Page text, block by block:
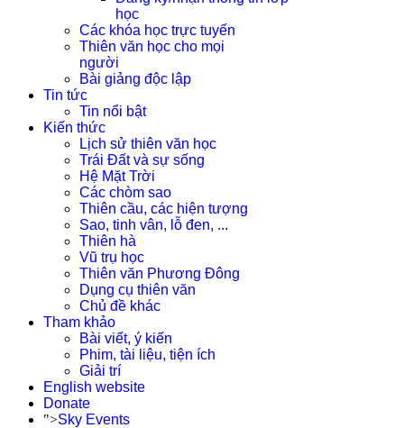
học
Các khóa học trực tuyến
Thiên văn học cho mọi
người
Bài giảng độc lập
Tin tức
Tin nổi bật
Kiến thức
Lịch sử thiên văn học
Trái Đất và sự sống
Hệ Mặt Trời
Các chòm sao
Thiên cầu, các hiện tượng
Sao, tinh vân, lỗ đen, ...
Thiên hà
Vũ trụ học
Thiên văn Phương Đông
Dụng cụ thiên văn
Chủ đề khác
Tham khảo
Bài viết, ý kiến
Phim, tài liệu, tiện ích
Giải trí
English website
Donate
">Sky Events